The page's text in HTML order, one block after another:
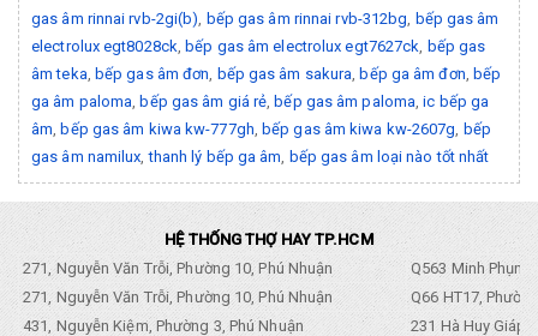
gas âm rinnai rvb-2gi(b) bếp gas âm rinnai rvb-312bg bếp gas âm
electrolux egt8028ck ,bếp gas âm electrolux egt7627ck bếp gas
âm teka bếp gas âm đơn bếp gas âm sakura ,bếp ga âm đơn bếp
ga âm paloma ,bếp gas âm giá rẻ ,bếp gas âm paloma ,ic bếp ga
âm ,bếp gas âm kiwa kw-777gh ,bếp gas âm kiwa kw-2607g bếp
gas âm namilux ,thanh lý bếp ga âm bếp gas âm loại nào tốt nhất
HỆ THỐNG THỢ HAY TP.HCM
271, Nguyễn Văn Trỗi, Phường 10, Phú Nhuận
Q563 Minh
271, Nguyễn Văn Trỗi, Phường 10, Phú Nhuận
Q66 HT17,
431, Nguyễn Kiệm, Phường 3, Phú Nhuận
231 Hà Huy Giáp,